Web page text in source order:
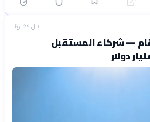
قبل 26 يومًا
— شركاء المستقبل